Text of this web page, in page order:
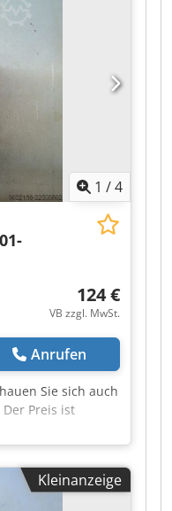
1 /4
124 €
VB zzgl. MwSt.
Anrufen
Sie sich auch
Preis ist
Kleinanzeige